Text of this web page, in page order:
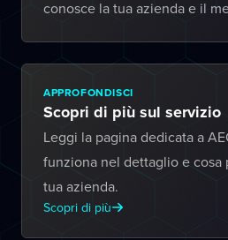
conosce la tua azienda e il
APPROFONDISCI
Scopri di più sul servizio
Leggi la pagina dedicata a
funziona nel dettaglio e cosa
tua azienda.
Scopri di più